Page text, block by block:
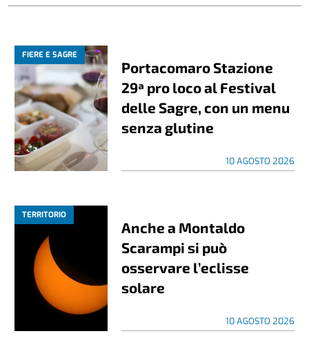
FIERE E SAGRE
Portacomaro Stazione
29ª pro loco al Festival
delle Sagre, con un menu
senza glutine
10 AGOSTO 2026
TERRITORIO
Anche a Montaldo
Scarampi si può
osservare l’eclisse
solare
10 AGOSTO 2026